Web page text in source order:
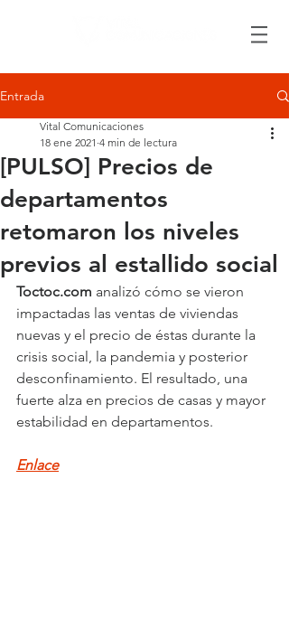
Entrada
[PULSO] Precios de
departamentos
retomaron los niveles
previos al estallido social
Vital Comunicaciones
18 ene 2021 4 min de lectura
Toctoc.com analizó cómo se vieron
impactadas las ventas de viviendas
nuevas y el precio de éstas durante la
crisis social, la pandemia y posterior
desconfinamiento. El resultado, una
fuerte alza en precios de casas y mayor
estabilidad en departamentos.
Enlace